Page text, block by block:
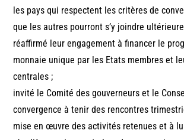
les pays qui respectent les critères de
que les autres pourront s’y joindre
réaffirmé leur engagement à financer le
monnaie unique par les Etats membres et
centrales ;
invité le Comité des gouverneurs et le
convergence à tenir des rencontres
mise en œuvre des activités retenues et à